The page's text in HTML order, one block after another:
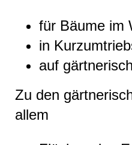
für Bäume im
in
auf
Zu den
allem